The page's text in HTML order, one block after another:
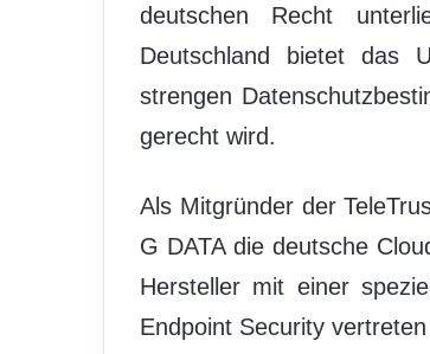
deutschen Recht
Deutschland bietet das
strengen
gerecht wird.
Als Mitgründer der
G DATA die deutsche
Hersteller mit einer
Endpoint Security